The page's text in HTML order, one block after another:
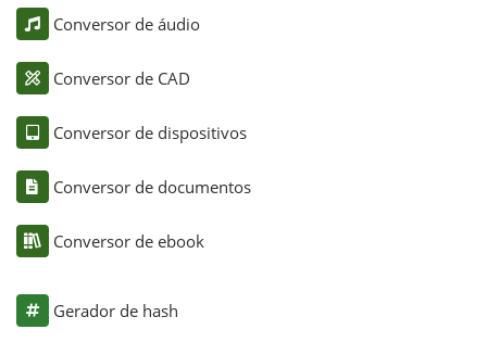
Conversor de áudio
Conversor de CAD
Conversor de dispositivos
Conversor de documentos
Conversor de ebook
Gerador de hash